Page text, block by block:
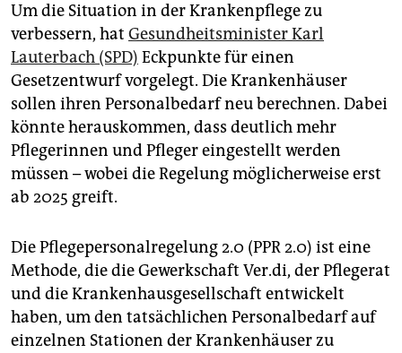
abo
genossenschaft
epaper login
Um die Situation in der Krankenpflege zu
verbessern, hat Gesundheitsminister Karl
Lauterbach (SPD) Eckpunkte für einen
Gesetzentwurf vorgelegt. Die Krankenhäuser
sollen ihren Personalbedarf neu berechnen. Dabei
könnte herauskommen, dass deutlich mehr
Pflegerinnen und Pfleger eingestellt werden
müssen – wobei die Regelung möglicherweise erst
ab 2025 greift.
Die Pflegepersonalregelung 2.0 (PPR 2.0) ist eine
Methode, die die Gewerkschaft Ver.di, der Pflegerat
und die Krankenhausgesellschaft entwickelt
haben, um den tatsächlichen Personalbedarf auf
einzelnen Stationen der Krankenhäuser zu